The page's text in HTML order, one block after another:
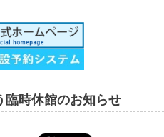
臨時休館のお知らせ